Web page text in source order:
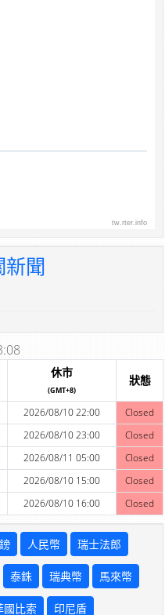
tw.rter.info
聞
休市
(GMT+8)
狀態
2026/08/10 22:00
Closed
2026/08/10 23:00
Closed
2026/08/11 05:00
Closed
2026/08/10 15:00
Closed
2026/08/10 16:00 Closed
人民幣 瑞士法郎
泰銖 瑞典幣 馬來幣
國比索 印尼盾